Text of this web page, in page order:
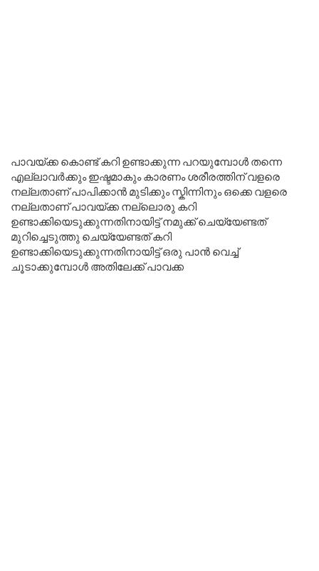
പാവയ്ക്ക കൊണ്ട് കറി ഉണ്ടാക്കുന്ന പറയുമ്പോൾ തന്നെ
എല്ലാവർക്കും ഇഷ്ടമാകും കാരണം ശരീരത്തിന് വളരെ
നല്ലതാണ് പാപിക്കാൻ മുടിക്കും സ്കിന്നിനും ഒക്കെ വളരെ
നല്ലതാണ് പാവയ്ക്ക നല്ലൊരു കറി
ഉണ്ടാക്കിയെടുക്കുന്നതിനായിട്ട് നമുക്ക് ചെയ്യേണ്ടത്
മുറിച്ചെടുത്തു ചെയ്യേണ്ടത് കറി
ഉണ്ടാക്കിയെടുക്കുന്നതിനായിട്ട് ഒരു പാൻ വെച്ച്
ചൂടാക്കുമ്പോൾ അതിലേക്ക് പാവക്ക